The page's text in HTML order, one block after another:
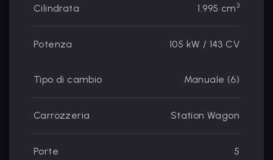
Cilindrata 1.995 cm3
Potenza 105 kW / 143 CV
Tipo di cambio Manuale (6)
Carrozzeria Station Wagon
Porte 5